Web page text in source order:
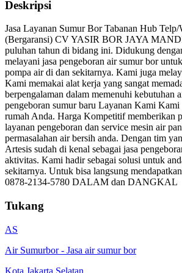
Deskripsi
Jasa Layanan Sumur Bor Tabanan Hub
(Bergaransi) CV YASIR BOR JAYA
puluhan tahun di bidang ini. Didukung
melayani jasa pengeboran air sumur bor
pompa air di dan sekitarnya. Kami juga
Kami memakai alat kerja yang sangat
berpengalaman dalam memenuhi kebutuhan
pengeboran sumur baru Layanan Kami
rumah Anda. Harga Kompetitif memberikan
layanan pengeboran dan service mesin air
permasalahan air bersih anda. Dengan tim
Artesis sudah di kenal sebagai jasa
aktivitas. Kami hadir sebagai solusi untuk
sekitarnya. Untuk bisa langsung
0878-2134-5780 DALAM dan DANGKAL
Tukang
AS
Air Sumurbor- Jasa air sumur bor
Kota Jakarta Selatan